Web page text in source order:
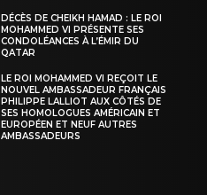
DÉCÈS DE CHEIKH HAMAD : LE ROI
MOHAMMED VI PRÉSENTE SES
CONDOLÉANCES À L’ÉMIR DU
QATAR
LE ROI MOHAMMED VI REÇOIT LE
NOUVEL AMBASSADEUR FRANÇAIS
PHILIPPE LALLIOT AUX CÔTÉS DE
SES HOMOLOGUES AMÉRICAIN ET
EUROPÉEN ET NEUF AUTRES
AMBASSADEURS